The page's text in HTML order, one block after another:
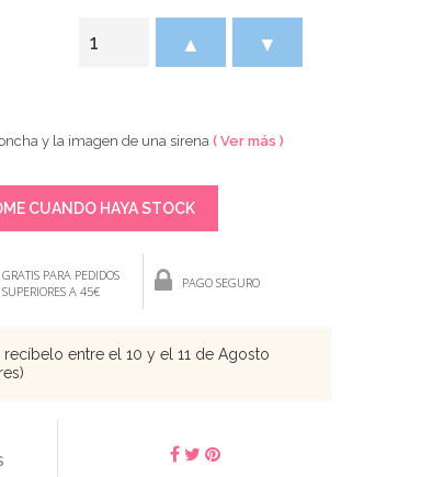
▲ ▼
y la imagen de una sirena ( Ver más )
CUANDO HAYA STOCK
GRATIS PARA PEDIDOS
SUPERIORES A 45€
PAGO SEGURO
entre el 10 y el 11 de Agosto